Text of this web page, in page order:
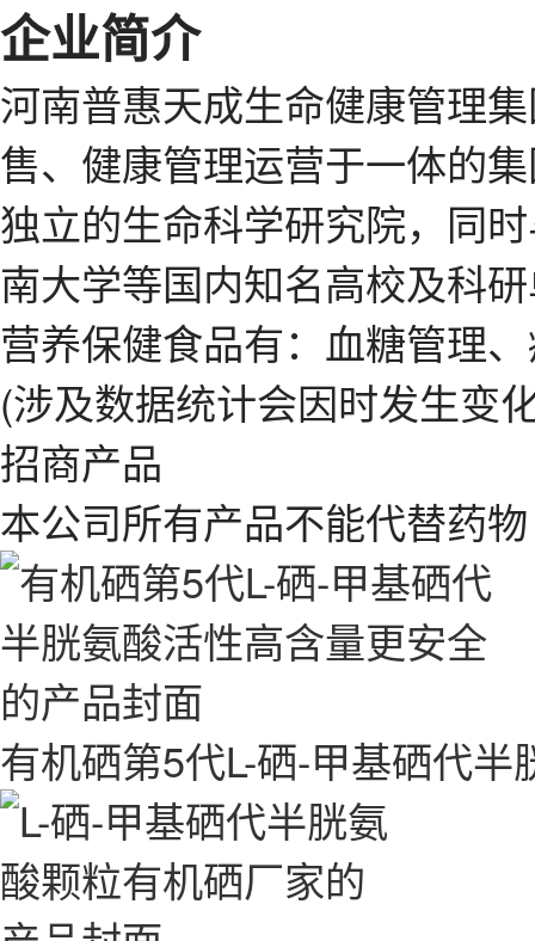
企业简介
河南普惠天成生命健康管理
售、健康管理运营于一体的
独立的生命科学研究院，同
南大学等国内知名高校及科
营养保健食品有：血糖管理
(涉及数据统计会因时发生变
招商产品
本公司所有产品不能代替药物
有机硒第5代L-硒-甲基硒代